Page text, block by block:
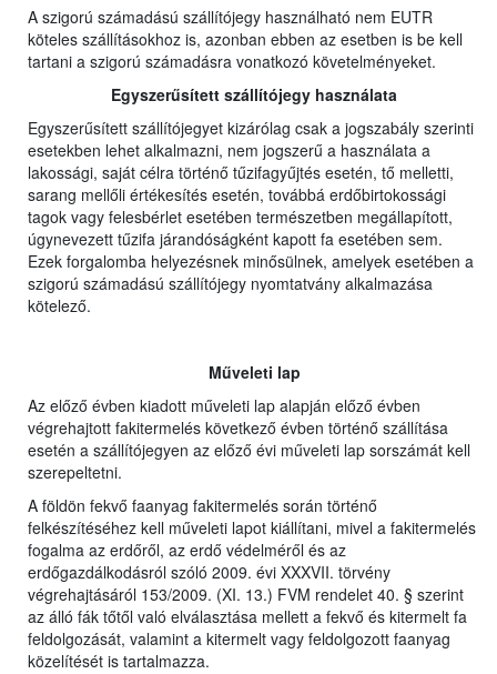
A szigorú számadású szállítójegy használható nem EUTR
köteles szállításokhoz is, azonban ebben az esetben is be kell
tartani a szigorú számadásra vonatkozó követelményeket.
Egyszerűsített szállítójegy használata
Egyszerűsített szállítójegyet kizárólag csak a jogszabály szerinti
esetekben lehet alkalmazni, nem jogszerű a használata a
lakossági, saját célra történő tűzifagyűjtés esetén, tő melletti,
sarang mellőli értékesítés esetén, továbbá erdőbirtokossági
tagok vagy felesbérlet esetében természetben megállapított,
úgynevezett tűzifa járandóságként kapott fa esetében sem.
Ezek forgalomba helyezésnek minősülnek, amelyek esetében a
szigorú számadású szállítójegy nyomtatvány alkalmazása
kötelező.
Műveleti lap
Az előző évben kiadott műveleti lap alapján előző évben
végrehajtott fakitermelés következő évben történő szállítása
esetén a szállítójegyen az előző évi műveleti lap sorszámát kell
szerepeltetni.
A földön fekvő faanyag fakitermelés során történő
felkészítéséhez kell műveleti lapot kiállítani, mivel a fakitermelés
fogalma az erdőről, az erdő védelméről és az
erdőgazdálkodásról szóló 2009. évi XXXVII. törvény
végrehajtásáról 153/2009. (XI. 13.) FVM rendelet 40. § szerint
az álló fák tőtől való elválasztása mellett a fekvő és kitermelt fa
feldolgozását, valamint a kitermelt vagy feldolgozott faanyag
közelítését is tartalmazza.